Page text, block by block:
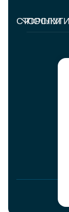
СТОРІНКИ
Головна
ПОСЛУГИ
Управління
Складська